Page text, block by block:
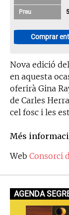
Preu
Comprar
Nova edició
en aquesta
oferirà Gina
de Carles
cel fosc i les
Més
Web Consorci
AGENDA